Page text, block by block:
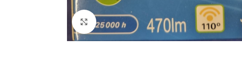
Click to enlarge